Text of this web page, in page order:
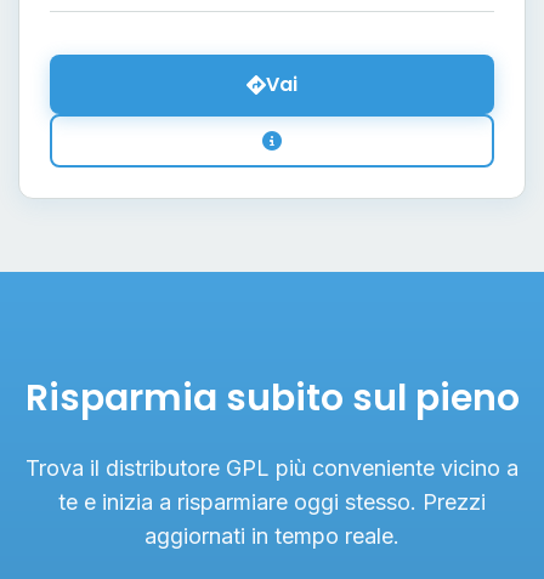
Vai
Risparmia subito sul pieno
Trova il distributore GPL più conveniente vicino a
te e inizia a risparmiare oggi stesso. Prezzi
aggiornati in tempo reale.